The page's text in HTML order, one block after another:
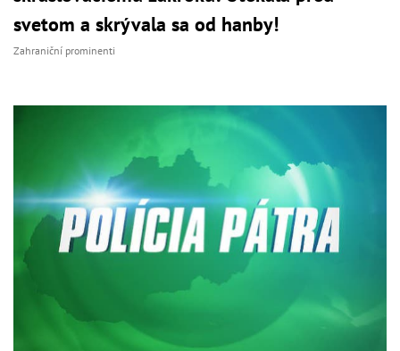
svetom a skrývala sa od hanby!
Zahraniční prominenti